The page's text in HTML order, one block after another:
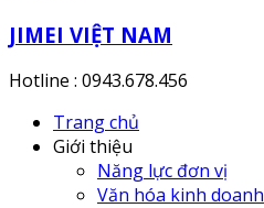
JIMEI VIỆT NAM
Hotline : 0943.678.456
Trang chủ
Giới thiệu
Năng lực đơn vị
Văn hóa kinh doanh